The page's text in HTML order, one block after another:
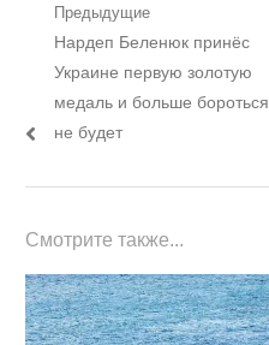
Навигация
по
записям
Предыдущие
Предыдущий
пост:
Нардеп Беленюк принёс
Украине первую золотую
медаль и больше бороться
не будет
Смотрите также...